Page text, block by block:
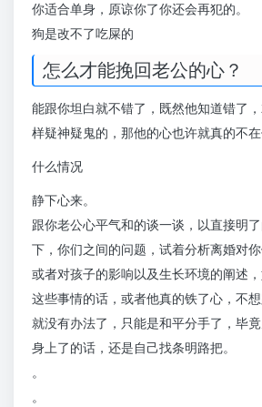
你适合单身，原谅你了你还会再犯的。
狗是改不了吃屎的
怎么才能挽回老公的心？
能跟你坦白就不错了，既然他知道错了
样疑神疑鬼的，那他的心也许就真的不
什么情况
静下心来。
跟你老公心平气和的谈一谈，以直接明
下，你们之间的问题，试着分析离婚对
或者对孩子的影响以及生长环境的阐述
这些事情的话，或者他真的铁了心，不
就没有办法了，只能是和平分手了，毕
身上了的话，还是自己找条明路把。
。
。